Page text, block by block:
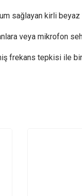
sağlayan kirli
veya mikrofon
frekans tepkisi ile